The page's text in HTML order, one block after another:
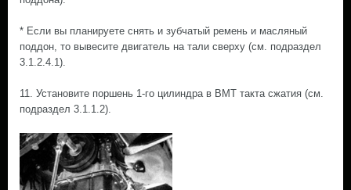
* Если вы планируете снять и зубчатый ремень и масляный
поддон, то вывесите двигатель на тали сверху (см. подраздел
3.1.2.4.1).
11. Установите поршень 1-го цилиндра в ВМТ такта сжатия (см.
подраздел 3.1.1.2).